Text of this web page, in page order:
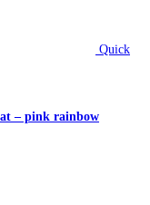
Quick
– pink rainbow